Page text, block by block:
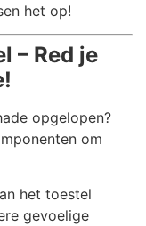
het op!
– Red je
opgelopen?
om
het toestel
gevoelige